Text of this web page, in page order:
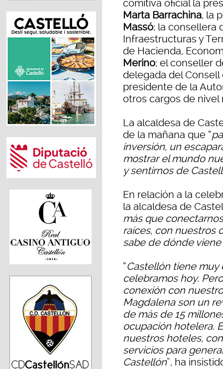
comitiva oficial la
Marta Barrachina, la
Massó; la consellera
Infraestructuras y
de Hacienda,
Merino; el conseller
delegada del
presidente de la
otros cargos de nivel
La alcaldesa de
de la mañana que “
inversión, un
mostrar el mundo
y sentirnos de
En relación a la
la alcaldesa de
más que
raíces, con nuestros
sabe de dónde
“Castellón tiene muy
celebramos hoy.
conexión con
Magdalena son un
de más de 15
ocupación hotelera.
nuestros hoteles,
servicios para
Castellón”, ha